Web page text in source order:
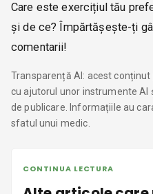
Care este exercițiul tău
și de ce? Împărtășește-ți
comentarii!
Transparență AI: acest
cu ajutorul unor instrumente
de publicare. Informațiile au
sfatul unui medic.
CONTINUA LECTURA